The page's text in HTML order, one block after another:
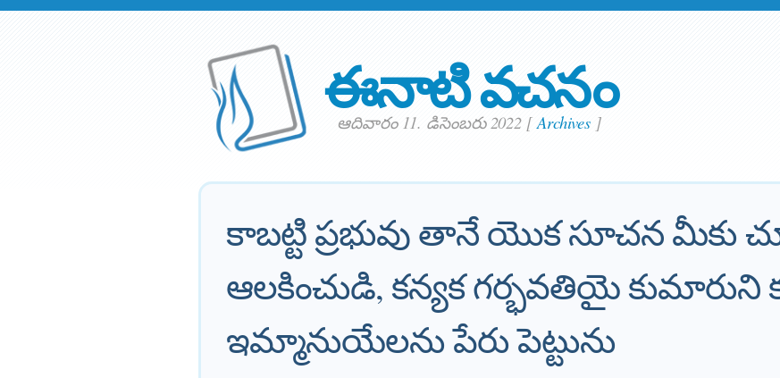
ఈనాటి వచనం
ఆదివారం 11. డిసెంబరు 2022 [Archives ]
కాబట్టి ప్రభువు తానే యొక సూచన మీకు
ఆలకించుడి, కన్యక గర్భవతియై కుమారుని
ఇమ్మానుయేలను పేరు పెట్టును